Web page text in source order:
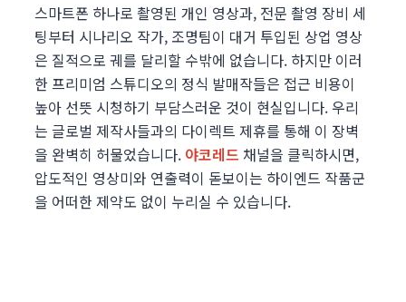
스마트폰 하나로 촬영된 개인 영상과, 전문 촬영 장비 세
팅부터 시나리오 작가, 조명팀이 대거 투입된 상업 영상
은 질적으로 궤를 달리할 수밖에 없습니다. 하지만 이러
한 프리미엄 스튜디오의 정식 발매작들은 접근 비용이
높아 선뜻 시청하기 부담스러운 것이 현실입니다. 우리
는 글로벌 제작사들과의 다이렉트 제휴를 통해 이 장벽
을 완벽히 허물었습니다. 야코레드 채널을 클릭하시면,
압도적인 영상미와 연출력이 돋보이는 하이엔드 작품군
을 어떠한 제약도 없이 누리실 수 있습니다.